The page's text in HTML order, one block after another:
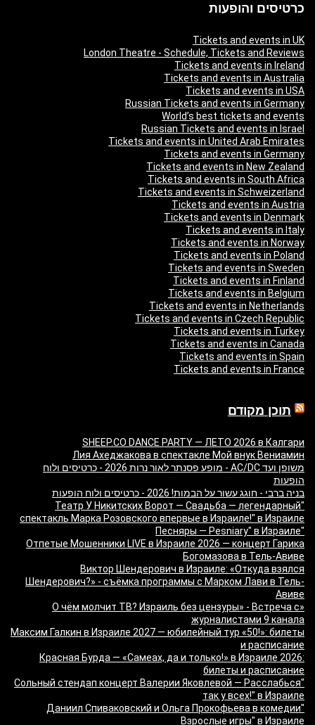
כרטיסים והופעות
Tickets and events in UK
London Theatre - Schedule, Tickets and Reviews
Tickets and events in Ireland
Tickets and events in Australia
Tickets and events in USA
Russian Tickets and events in Germany
World’s best tickets and events
Russian Tickets and events in Israel
Tickets and events in United Arab Emirates
Tickets and events in Germany
Tickets and events in New Zealand
Tickets and events in South Africa
Tickets and events in Schweizerland
Tickets and events in Austria
Tickets and events in Denmark
Tickets and events in Italy
Tickets and events in Norway
Tickets and events in Poland
Tickets and events in Sweden
Tickets and events in Finland
Tickets and events in Belgium
Tickets and events in Netherlands
Tickets and events in Czech Republic
Tickets and events in Turkey
Tickets and events in Canada
Tickets and events in Spain
Tickets and events in France
תוכן מקודם
SHEEP.CO DANCE PARTY — ЛЕТО 2026 в Калгари
Лия Ахеджакова в спектакле Мой внук Вениамин
משופן ועד AC/DC - מופע פסנתר לאור נרות 2026 - כרטיסים ולוח
הופעות
בניה ברבי - חוגג עשור על הבמות! 2026 - כרטיסים ולוח הופעות
"Театр У Никитских Ворот — Свадьба — легендарный
спектакль Марка Розовского впервые в Израиле!" в Израиле
"Песняры — Pesniary" в Израиле
Отпетые Мошенники LIVE в Израиле 2026 — концерт Гарика
Богомазова в Тель-Авиве
Виктор Шендерович в Израиле: «Откуда взялся
Шендерович?» - съёмка программы с Марком Лави в Тель-
Авиве
«О чём молчит ТВ? Израиль без цензуры» - Встреча с
журналистами 9 канала
Максим Галкин в Израиле 2027 — юбилейный тур «50!»: билеты
и расписание
Красная Бурда — «Самеах, да и только!» в Израиле 2026:
билеты и расписание
"Сольный стендап концерт Валерии Яковлевой — Расслабься
так у всех!" в Израиле
"Даниил Спиваковский и Ольга Прокофьева в комедии
Взрослые игры" в Израиле